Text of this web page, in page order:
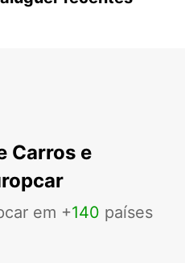
Carros e
em +140 países